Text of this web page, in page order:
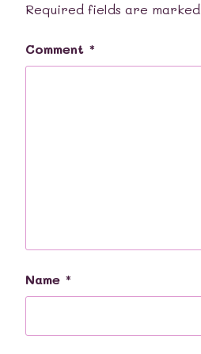
Required fields are marked
Comment *
Name *